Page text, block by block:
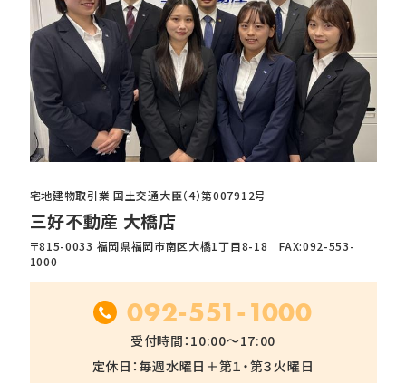
宅地建物取引業 国土交通大臣（4）第007912号
三好不動産 大橋店
〒815-0033 福岡県福岡市南区大橋1丁目8-18 FAX:092-553-
1000
092-551-1000
受付時間：10:00～17:00
定休日：毎週水曜日＋第１・第３火曜日